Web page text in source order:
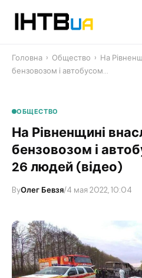
Головна › Общество › На
бензовозом і автобусом…
ОБЩЕСТВО
На Рівненщині
бензовозом і
26 людей (відео)
ByОлег Бевзя/4 мая 2022, 10:04